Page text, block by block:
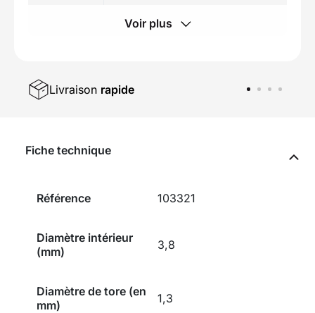
Voir plus
Livraison rapide
Fiche technique
Référence 103321
Diamètre intérieur
(mm)
3,8
Diamètre de tore (en
mm)
1,3